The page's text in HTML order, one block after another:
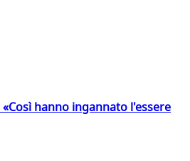
hanno ingannato l'essere